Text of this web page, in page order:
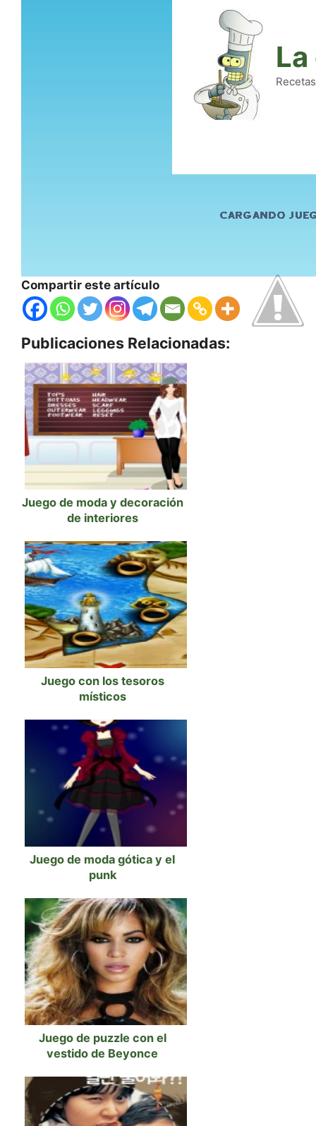
Compartir este artículo
Publicaciones Relacionadas:
Juego de moda y decoración
de interiores
Juego con los tesoros
místicos
Juego de moda gótica y el
punk
Juego de puzzle con el
vestido de Beyonce